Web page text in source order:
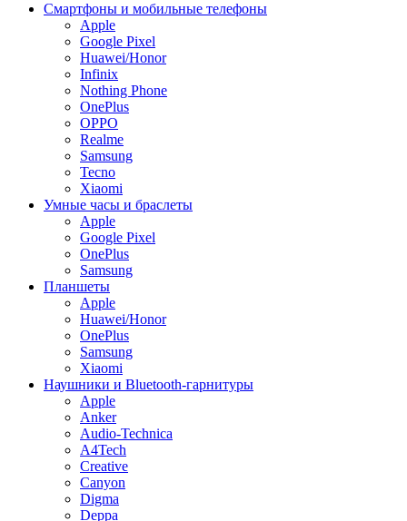
Смартфоны и мобильные телефоны
Apple
Google Pixel
Huawei/Honor
Infinix
Nothing Phone
OnePlus
OPPO
Realme
Samsung
Tecno
Xiaomi
Умные часы и браслеты
Apple
Google Pixel
OnePlus
Samsung
Планшеты
Apple
Huawei/Honor
OnePlus
Samsung
Xiaomi
Наушники и Bluetooth-гарнитуры
Apple
Anker
Audio-Technica
A4Tech
Creative
Canyon
Digma
Deppa